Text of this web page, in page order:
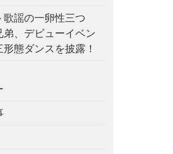
歌謡の一卵性三つ
弟、デビューイベン
形態ダンスを披露！